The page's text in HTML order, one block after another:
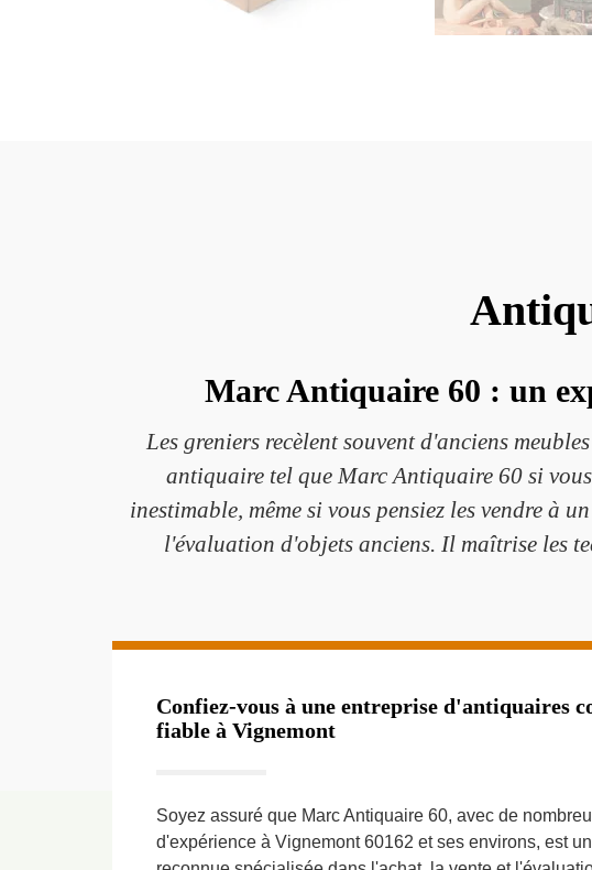
Marc Antiquaire 60 : un
Les greniers recèlent souvent d'anciens
antiquaire tel que Marc Antiquaire 60 si
inestimable, même si vous pensiez les vendre à
l'évaluation d'objets anciens. Il maîtrise les
Confiez-vous à une entreprise d'antiquaires
fiable à Vignemont
Soyez assuré que Marc Antiquaire 60, avec de
d'expérience à Vignemont 60162 et ses environs, est